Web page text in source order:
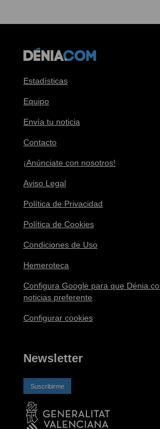
Estadísticas
Equipo
Envía tu noticia
Contacto
¡Anúnciate con nosotros!
Aviso Legal
Política de Privacidad
Política de Cookies
Condiciones de Uso
Hemeroteca
Configura Google para que
noticias preferente
Configurar cookies
Newsletter
Suscribirme